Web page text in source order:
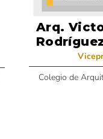
Arq.
Colegio de